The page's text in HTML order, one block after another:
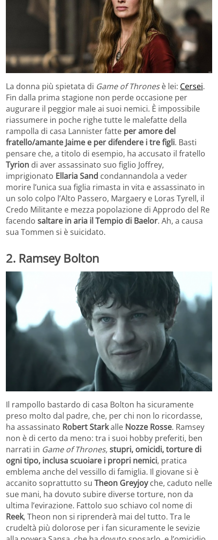
La donna più spietata di Game of Thronesè lei: Cersei.
Fin dalla prima stagione non perde occasione per
augurare il peggior male ai suoi nemici. È impossibile
riassumere in poche righe tutte le malefatte della
rampolla di casa Lannister fatte per amore del
fratello/amante Jaime e per difendere i tre figli. Basti
pensare che, a titolo di esempio, ha accusato il fratello
Tyrion di aver assassinato suo figlio Joffrey,
imprigionato Ellaria Sand condannandola a veder
morire l’unica sua figlia rimasta in vita e assassinato in
un solo colpo l’Alto Passero, Margaery e Loras Tyrell, il
Credo Militante e mezza popolazione di Approdo del Re
facendo saltare in aria il Tempio di Baelor. Ah, a causa
sua Tommen si è suicidato.
2. Ramsey Bolton
Il rampollo bastardo di casa Bolton ha sicuramente
preso molto dal padre, che, per chi non lo ricordasse,
ha assassinato Robert Starkalle Nozze Rosse. Ramsey
non è di certo da meno: tra i suoi hobby preferiti, ben
narrati in Game of Thrones,stupri, omicidi, torture di
ogni tipo, inclusa scuoiare i propri nemici, pratica
emblema anche del vessillo di famiglia. Il giovane si è
accanito soprattutto su Theon Greyjoyche, caduto nelle
sue mani, ha dovuto subire diverse torture, non da
ultima l’evirazione. Fattolo suo schiavo col nome di
Reek, Theon non si riprenderà mai del tutto. Tra le
crudeltà più dolorose per i fan sicuramente le sevizie